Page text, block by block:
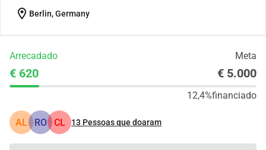
location_on Berlin, Germany
Arrecadado Meta
€ 620 € 5.000
12,4%financiado
AL RO CL 13 Pessoas que doaram